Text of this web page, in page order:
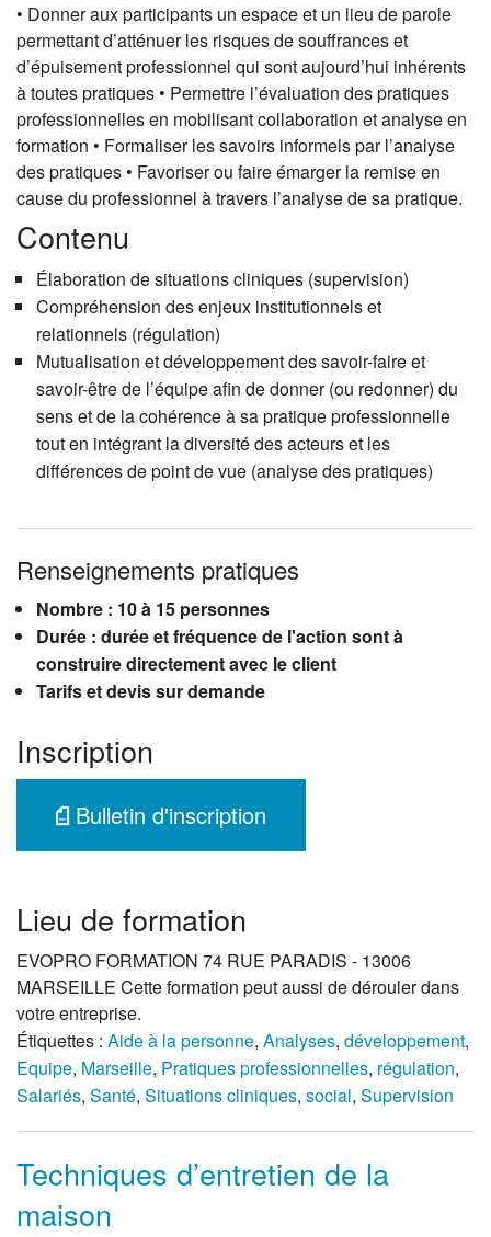
• Donner aux participants un espace et un lieu de parole
permettant d’atténuer les risques de souffrances et
d’épuisement professionnel qui sont aujourd’hui inhérents
à toutes pratiques • Permettre l’évaluation des pratiques
professionnelles en mobilisant collaboration et analyse en
formation • Formaliser les savoirs informels par l’analyse
des pratiques • Favoriser ou faire émarger la remise en
cause du professionnel à travers l’analyse de sa pratique.
Contenu
Élaboration de situations cliniques (supervision)
Compréhension des enjeux institutionnels et
relationnels (régulation)
Mutualisation et développement des savoir-faire et
savoir-être de l’équipe afin de donner (ou redonner) du
sens et de la cohérence à sa pratique professionnelle
tout en intégrant la diversité des acteurs et les
différences de point de vue (analyse des pratiques)
Renseignements pratiques
Nombre : 10 à 15 personnes
Durée : durée et fréquence de l'action sont à
construire directement avec le client
Tarifs et devis sur demande
Inscription
Bulletin d'inscription
Lieu de formation
EVOPRO FORMATION 74 RUE PARADIS - 13006
MARSEILLE Cette formation peut aussi de dérouler dans
votre entreprise.
Étiquettes : Aide à la personne, Analyses, développement,
Equipe, Marseille, Pratiques professionnelles, régulation,
Salariés, Santé, Situations cliniques, social, Supervision
Techniques d’entretien de la
maison